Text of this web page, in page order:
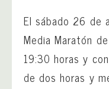
El sábado 26 de
Media Maratón
19:30 horas y
de dos horas y